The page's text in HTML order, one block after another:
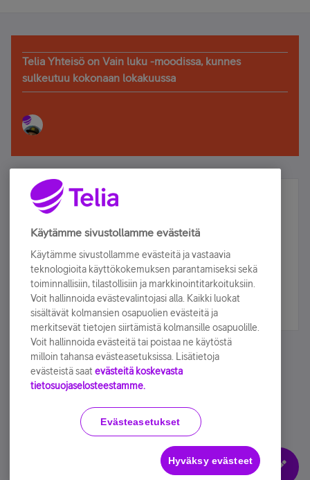
Telia Yhteisö on Vain luku -moodissa, kunnes
sulkeutuu kokonaan lokakuussa
Älä jää paitsi – osallistu ja voita!
Tilaa Telian uutiskirje ja olet mukana arvonnassa.
sähköpostiisi.
Tilaa nyt
Käyttöehdot Accessibility statement
Evästeasetukset
Käytämme sivustollamme evästeitä
Käytämme sivustollamme evästeitä ja vastaavia
teknologioita käyttökokemuksen parantamiseksi sekä
toiminnallisiin, tilastollisiin ja markkinointitarkoituksiin.
Voit hallinnoida evästevalintojasi alla. Kaikki luokat
sisältävät kolmansien osapuolien evästeitä ja
merkitsevät tietojen siirtämistä kolmansille osapuolille.
Voit hallinnoida evästeitä tai poistaa ne käytöstä
milloin tahansa evästeasetuksissa. Lisätietoja
evästeistä saat evästeitä koskevasta
tietosuojaselosteestamme.
Evästeasetukset
Hyväksy evästeet